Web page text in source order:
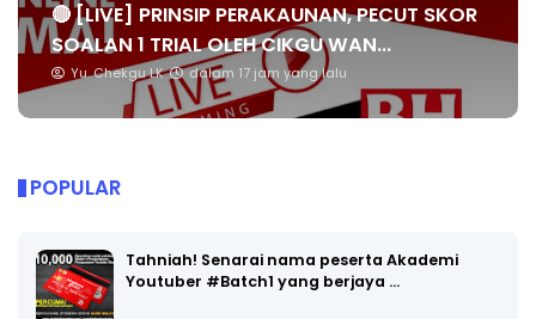
🔴 [LIVE] PRINSIP PERAKAUNAN, PECUT SKOR
SOALAN 1 TRIAL OLEH CIKGU WAN...
Yu. Chekgu LK dalam 17 jam yang lalu
POPULAR
Tahniah! Senarai nama peserta Akademi
Youtuber #Batch1 yang berjaya …